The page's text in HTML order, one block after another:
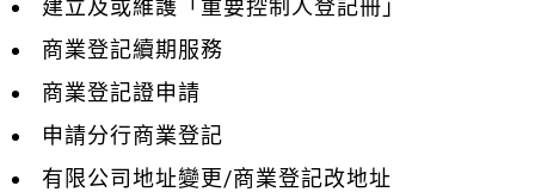
建立及或維護「重要控制人登記冊」
商業登記續期服務
商業登記證申請
申請分行商業登記
有限公司地址變更/商業登記改地址